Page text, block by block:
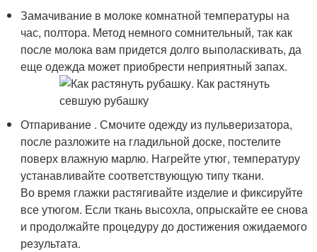
Замачивание в молоке комнатной температуры на
час, полтора. Метод немного сомнительный, так как
после молока вам придется долго выполаскивать, да
еще одежда может приобрести неприятный запах.
Отпаривание . Смочите одежду из пульверизатора,
после разложите на гладильной доске, постелите
поверх влажную марлю. Нагрейте утюг, температуру
устанавливайте соответствующую типу ткани.
Во время глажки растягивайте изделие и фиксируйте
все утюгом. Если ткань высохла, опрыскайте ее снова
и продолжайте процедуру до достижения ожидаемого
результата.